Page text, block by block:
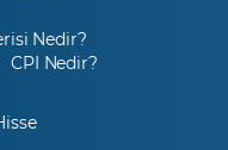
Nedir?
CPI Nedir?